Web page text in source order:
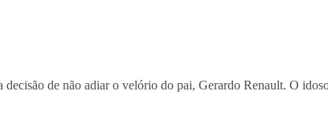
decisão de não adiar o velório do pai, Gerardo Renault. O